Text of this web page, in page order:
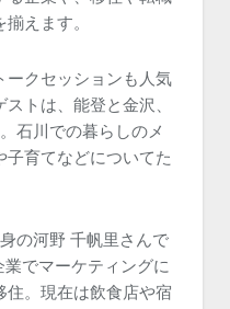
えます。
ークセッションも人気
トは、能登と金沢、
石川での暮らしのメ
子育てなどについてた
の河野 千帆里さんで
でマーケティングに
住。現在は飲食店や宿